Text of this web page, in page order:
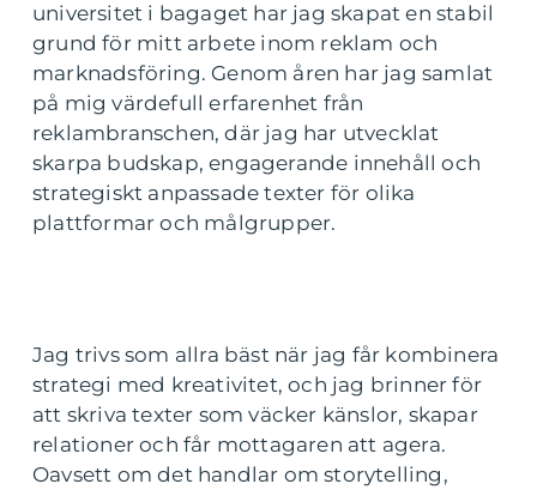
universitet i bagaget har jag skapat en stabil
grund för mitt arbete inom reklam och
marknadsföring. Genom åren har jag samlat
på mig värdefull erfarenhet från
reklambranschen, där jag har utvecklat
skarpa budskap, engagerande innehåll och
strategiskt anpassade texter för olika
plattformar och målgrupper.
Jag trivs som allra bäst när jag får kombinera
strategi med kreativitet, och jag brinner för
att skriva texter som väcker känslor, skapar
relationer och får mottagaren att agera.
Oavsett om det handlar om storytelling,